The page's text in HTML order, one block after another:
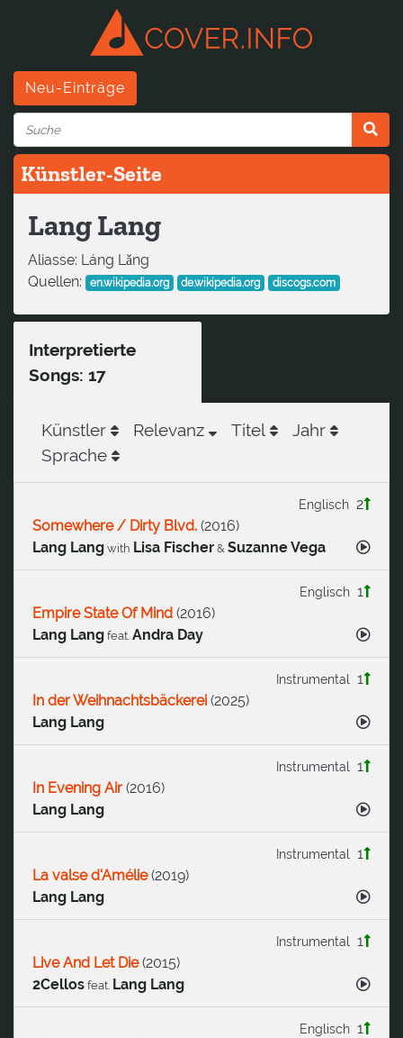
Neu-Einträge
Künstler-Seite
Lang Lang
Aliasse: Láng Lǎng
Quellen:
en.wikipedia.org de.wikipedia.org discogs.com
Interpretierte
Songs: 17
Künstler Relevanz Titel
Jahr
Sprache
2
Englisch
Somewhere / Dirty Blvd. (2016)
Lang Lang with Lisa Fischer & Suzanne Vega
1
Englisch
Empire State Of Mind (2016)
Lang Lang feat. Andra Day
1
Instrumental
In der Weihnachtsbäckerei (2025)
Lang Lang
1
Instrumental
In Evening Air (2016)
Lang Lang
1
Instrumental
La valse d'Amélie(2019)
Lang Lang
1
Instrumental
Live And Let Die(2015)
2Cellos feat. Lang Lang
1
Englisch